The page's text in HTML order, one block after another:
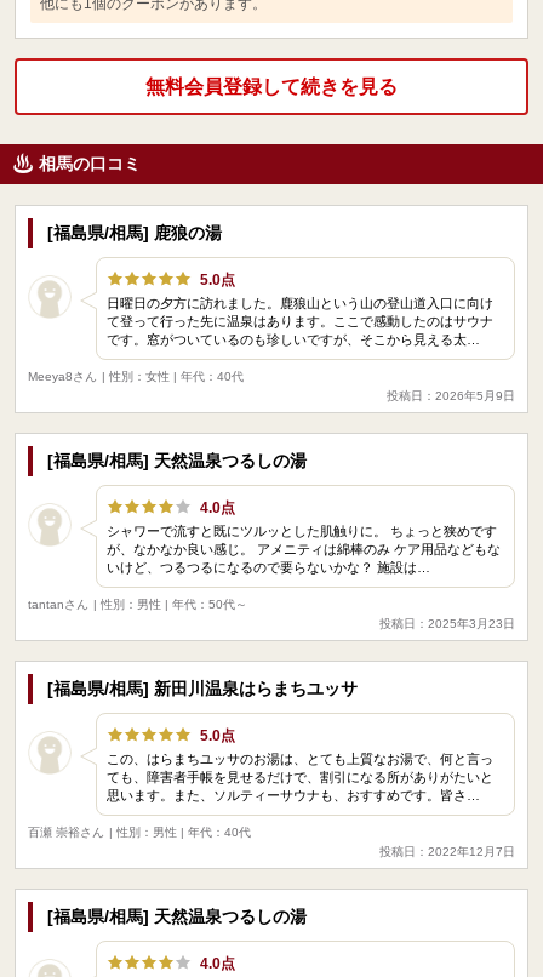
無料会員登録して続きを見る
相馬の口コミ
[福島県/相馬] 鹿狼の湯
5.0点
日曜日の夕方に訪れました。鹿狼山という山の登山道入口に向け
て登って行った先に温泉はあります。ここで感動したのはサウナ
です。窓がついているのも珍しいですが、そこから見える太…
Meeya8さん
| 性別：女性 | 年代：40代
投稿日：2026年5月9日
[福島県/相馬] 天然温泉つるしの湯
4.0点
シャワーで流すと既にツルッとした肌触りに。 ちょっと狭めです
が、なかなか良い感じ。 アメニティは綿棒のみ ケア用品などもな
いけど、つるつるになるので要らないかな？ 施設は…
tantanさん
| 性別：男性 | 年代：50代～
投稿日：2025年3月23日
[福島県/相馬] 新田川温泉はらまちユッサ
5.0点
この、はらまちユッサのお湯は、とても上質なお湯で、何と言っ
ても、障害者手帳を見せるだけで、割引になる所がありがたいと
思います。また、ソルティーサウナも、おすすめです。皆さ…
百瀬 崇裕さん
| 性別：男性 | 年代：40代
投稿日：2022年12月7日
[福島県/相馬] 天然温泉つるしの湯
4.0点